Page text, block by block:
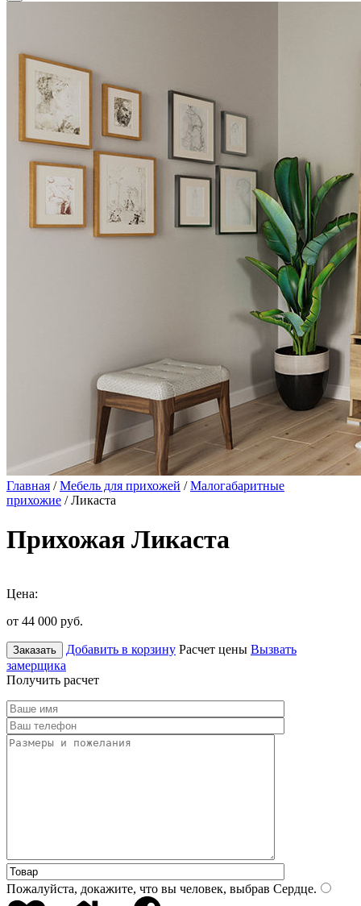
Главная /Мебель для прихожей /Малогабаритные
прихожие / Ликаста
Прихожая Ликаста
Цена:
от 44 000 руб.
Заказать Добавить в корзину Расчет цены Вызвать
замерщика
Получить расчет
Пожалуйста, докажите, что вы человек, выбрав Сердце.